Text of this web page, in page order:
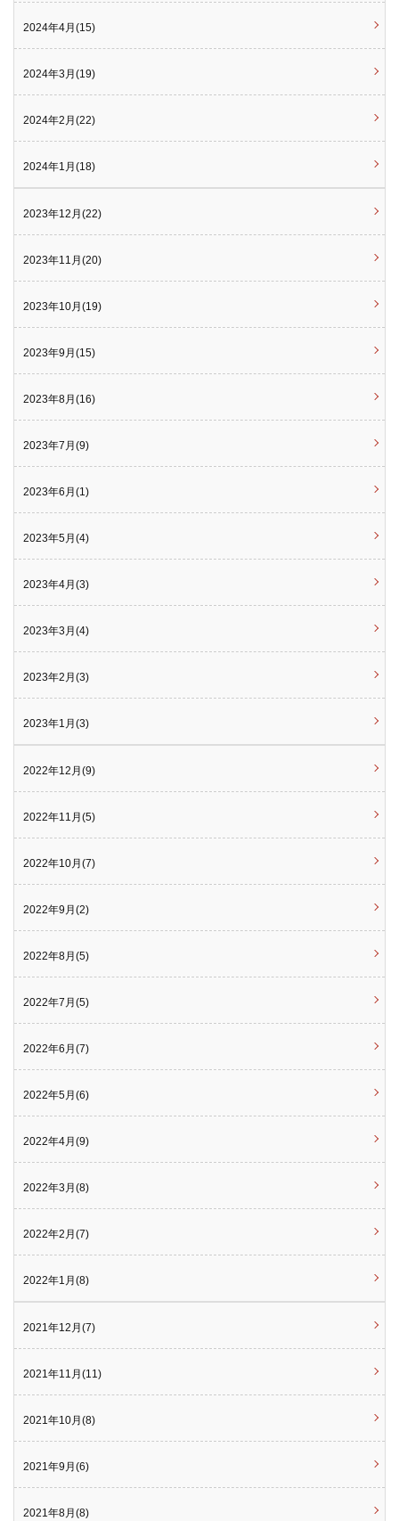
2024年4月(15)
2024年3月(19)
2024年2月(22)
2024年1月(18)
2023年12月(22)
2023年11月(20)
2023年10月(19)
2023年9月(15)
2023年8月(16)
2023年7月(9)
2023年6月(1)
2023年5月(4)
2023年4月(3)
2023年3月(4)
2023年2月(3)
2023年1月(3)
2022年12月(9)
2022年11月(5)
2022年10月(7)
2022年9月(2)
2022年8月(5)
2022年7月(5)
2022年6月(7)
2022年5月(6)
2022年4月(9)
2022年3月(8)
2022年2月(7)
2022年1月(8)
2021年12月(7)
2021年11月(11)
2021年10月(8)
2021年9月(6)
2021年8月(8)